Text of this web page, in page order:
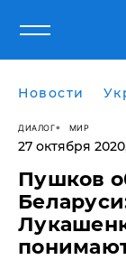
Новости
ДИАЛОГ МИР
27 октября
Пушков